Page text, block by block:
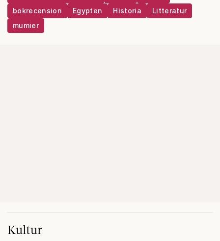
bokrecension
Egypten Historia
Litteratur
mumier
Kultur